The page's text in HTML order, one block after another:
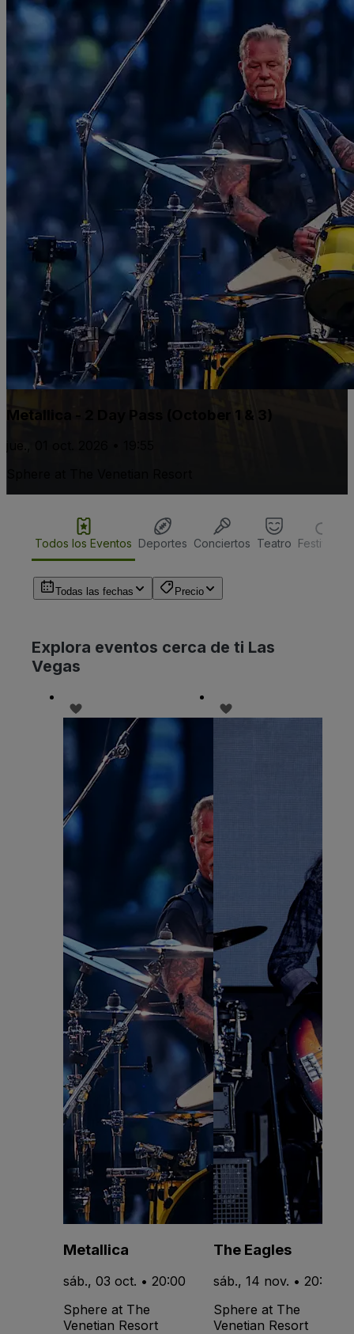
Metallica - 2 Day Pass (October 1 & 3)
Todos los Eventos Deportes Conciertos Teatro Festivales
Todas las fechas Precio
Explora eventos cerca de ti Las
Vegas
Metallica
sáb., 03 oct. • 20:00
Sphere at The
Venetian Resort
The Eagles
sáb., 14 nov. • 20:30
Sphere at The
Venetian Resort